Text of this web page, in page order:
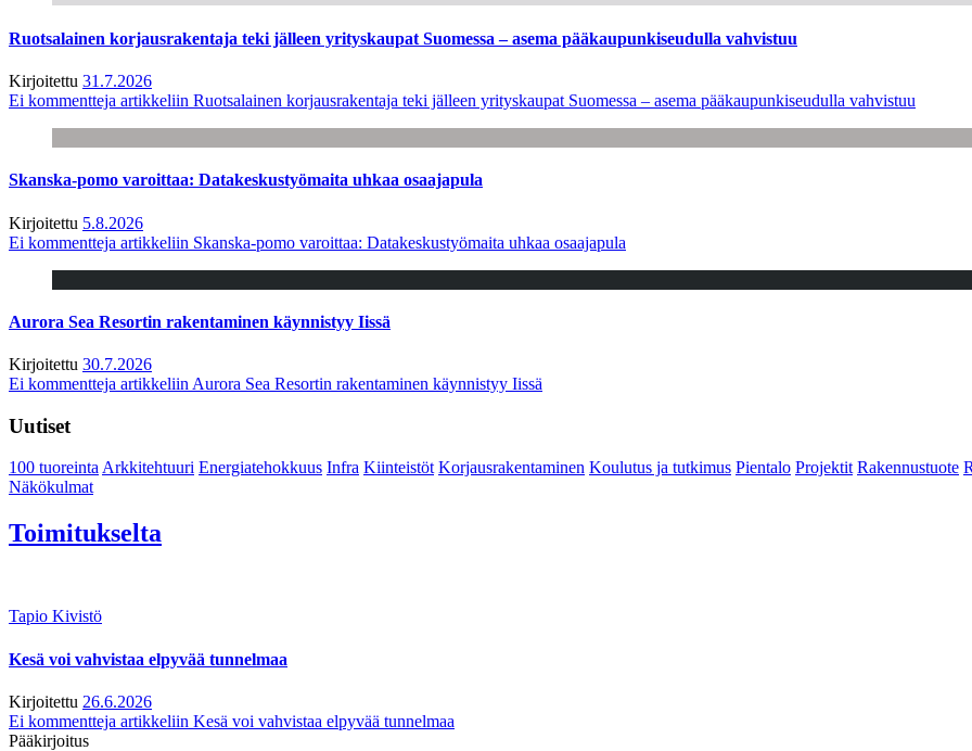
Ruotsalainen korjausrakentaja teki jälleen yrityskaupat Suomessa – asema pääkaupunkiseudulla vahvistuu
Kirjoitettu 31.7.2026
Ei kommentteja artikkeliin Ruotsalainen korjausrakentaja teki jälleen yrityskaupat Suomessa – asema pääkaupunkiseudulla vahvistuu
Skanska-pomo varoittaa: Datakeskustyömaita uhkaa osaajapula
Kirjoitettu 5.8.2026
Ei kommentteja artikkeliin Skanska-pomo varoittaa: Datakeskustyömaita uhkaa osaajapula
Aurora Sea Resortin rakentaminen käynnistyy Iissä
Kirjoitettu 30.7.2026
Ei kommentteja artikkeliin Aurora Sea Resortin rakentaminen käynnistyy Iissä
Uutiset
100 tuoreintaArkkitehtuuri Energiatehokkuus Infra Kiinteistöt Korjausrakentaminen Koulutus ja tutkimus Pientalo Projektit Rakennustuote
Näkökulmat
Toimitukselta
Tapio Kivistö
Kesä voi vahvistaa elpyvää tunnelmaa
Kirjoitettu 26.6.2026
Ei kommentteja artikkeliin Kesä voi vahvistaa elpyvää tunnelmaa
Pääkirjoitus